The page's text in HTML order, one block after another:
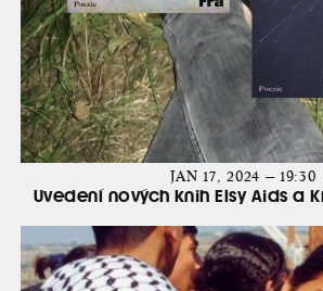
JAN 17, 2024 — 19:30
Uvedení nových knih Elsy Aids a